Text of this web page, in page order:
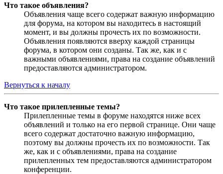
Что такое объявления?
Объявления чаще всего содержат важную информацию
для форума, на котором вы находитесь в настоящий
момент, и вы должны прочесть их по возможности.
Объявления появляются вверху каждой страницы
форума, в котором они созданы. Так же, как и с
важными объявлениями, права на создание объявлений
предоставляются администратором.
Вернуться к началу
Что такое прилепленные темы?
Прилепленные темы в форуме находятся ниже всех
объявлений и только на его первой странице. Они чаще
всего содержат достаточно важную информацию,
поэтому вы должны прочесть их по возможности. Так
же, как и с объявлениями, права на создание
прилепленных тем предоставляются администратором
конференции.